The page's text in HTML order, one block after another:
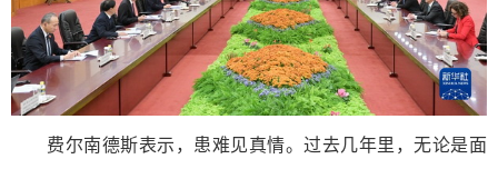
费尔南德斯表示，患难见真情。过去几年里，无论是面